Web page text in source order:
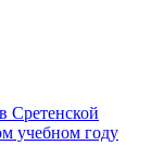
Сретенской
учебном году